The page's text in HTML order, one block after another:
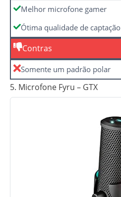
Melhor microfone gamer
Ótima qualidade de captação
Contras
Somente um padrão polar
5. Microfone Fyru – GTX